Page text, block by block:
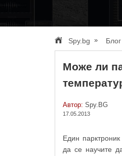
Spy.bg » Блог
Може ли
Автор: Spy.BG
17.05.2013
Един
да се научите